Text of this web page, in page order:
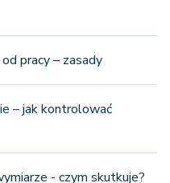
pracy – zasady
– jak kontrolować
- czym skutkuje?